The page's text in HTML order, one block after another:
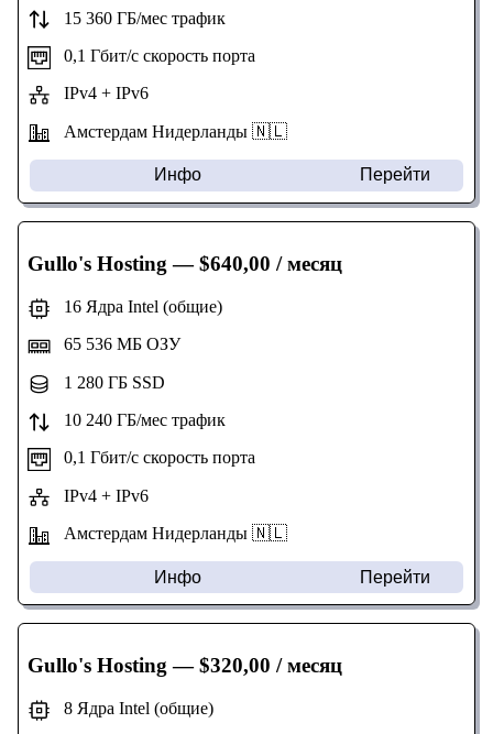
15 360 ГБ/мес трафик
0,1 Гбит/с скорость порта
IPv4 + IPv6
Амстердам Нидерланды 🇳🇱
Инфо Перейти
Gullo's Hosting — $640,00 / месяц
16 Ядра Intel (общие)
65 536 МБ ОЗУ
1 280 ГБ SSD
10 240 ГБ/мес трафик
0,1 Гбит/с скорость порта
IPv4 + IPv6
Амстердам Нидерланды 🇳🇱
Инфо Перейти
Gullo's Hosting— $320,00 / месяц
8 Ядра Intel (общие)